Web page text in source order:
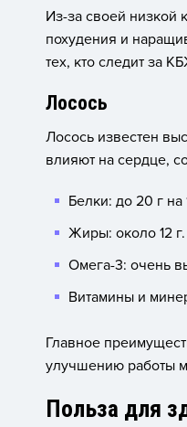
Из-за своей низкой
похудения и
тех, кто следит за
Лосось
Лосось известен
влияют на сердце,
Белки: до 20 г на
Жиры: около 12 г.
Омега-3: очень
Витамины и
Главное
улучшению работы
Польза для